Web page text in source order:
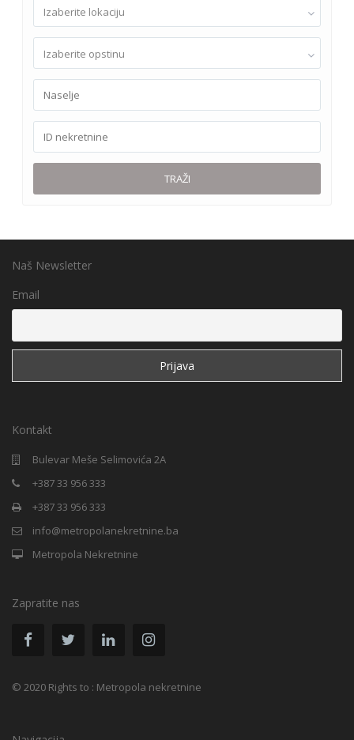
Izaberite lokaciju
Izaberite opstinu
TRAŽI
Naš Newsletter
Email
Kontakt
Bulevar Meše Selimovića 2A
+387 33 956 333
+387 33 956 333
info@metropolanekretnine.ba
Metropola Nekretnine
Zapratite nas
© 2020 Rights to : Metropola nekretnine